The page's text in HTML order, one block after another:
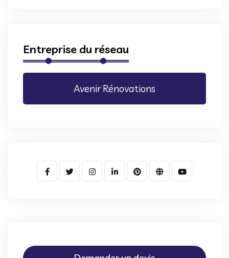
Entreprise du réseau
Avenir Rénovations